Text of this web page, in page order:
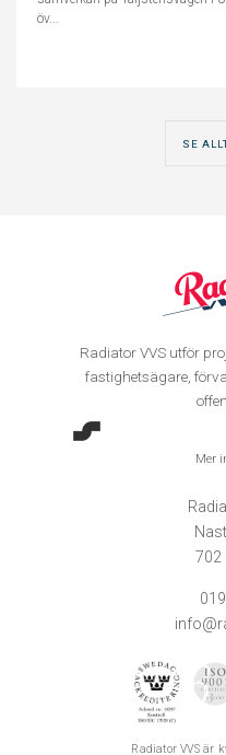
öv...
SE
Radiator VVS utför
fastighetsägare,
Mer
702
Radiator VVS är